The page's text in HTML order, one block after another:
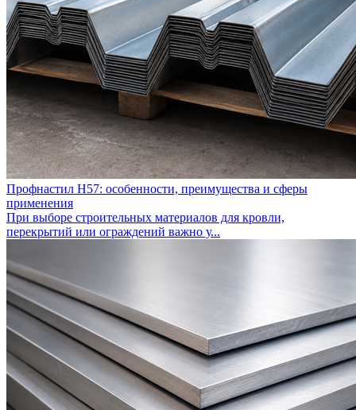
Профнастил Н57: особенности, преимущества и сферы
применения
При выборе строительных материалов для кровли,
перекрытий или ограждений важно у...